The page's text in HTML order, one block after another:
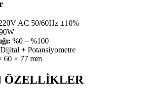
AC 50/60Hz ±10%
%0 – %100
Dijital + Potansiyometre
60 × 77 mm
ÖZELLİKLER